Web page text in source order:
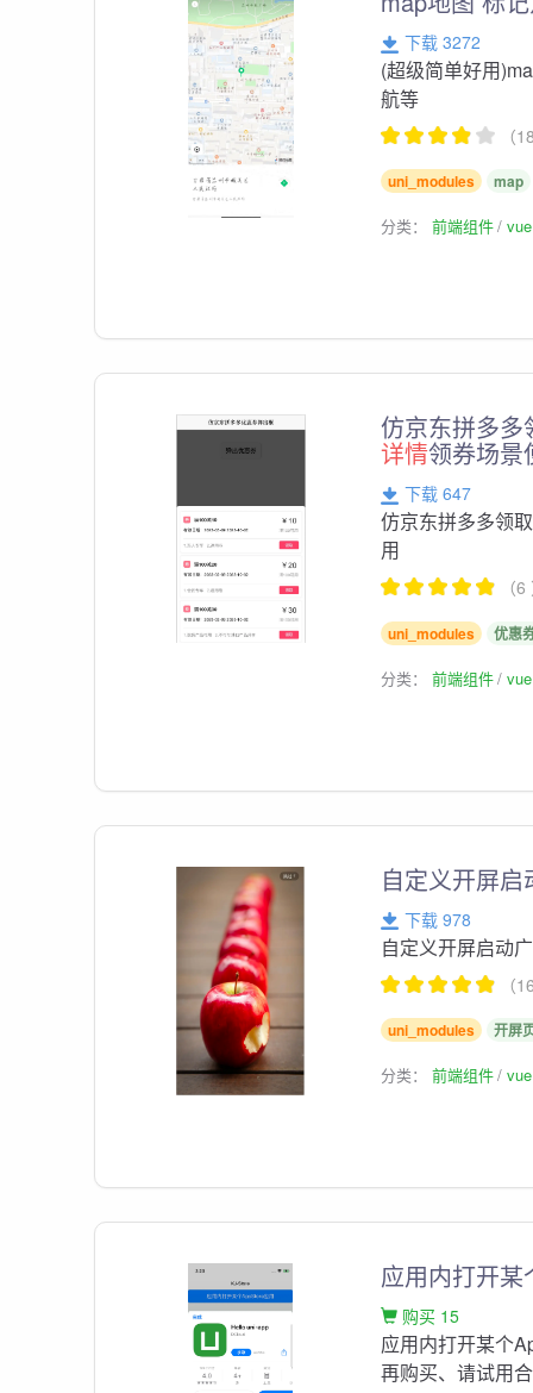
下载 3272
(超级简单好用
航等
（
uni_modules map
分类：前端组件
仿京东拼多多
详情领券场景
下载 647
仿京东拼多多领
用
（
uni_modules 优惠
分类：前端组件
自定义开屏
下载 978
自定义开屏启动
（
uni_modules 开屏
分类：前端组件
应用内打开
购买 15
应用内打开某个
再购买、请试用